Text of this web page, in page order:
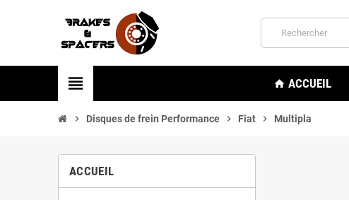
view_headline home ACCUEIL
chevron_right Disques de frein Performance chevron_right Fiat chevron_right Multipla
ACCUEIL